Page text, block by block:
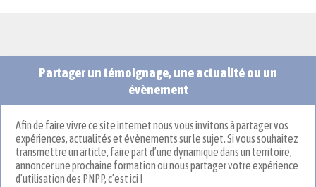
Partager un témoignage, une actualité ou un
évènement
Afin de faire vivre ce site internet nous vous invitons à partager vos
expériences, actualités et évènements sur le sujet. Si vous souhaitez
transmettre un article, faire part d’une dynamique dans un territoire,
annoncer une prochaine formation ou nous partager votre expérience
d’utilisation des PNPP, c’est ici !